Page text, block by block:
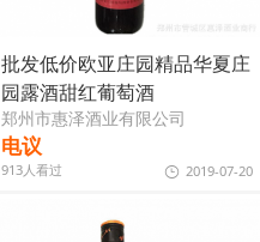
批发低价欧亚庄园精品华夏庄
园露酒甜红葡萄酒
郑州市惠泽酒业有限公司
电议
913人看过 2019-07-20